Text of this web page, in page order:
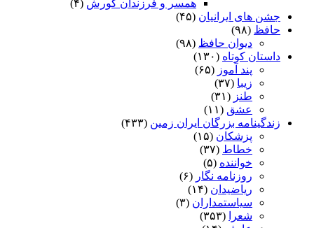
همسر و فرزندان کورش (۴)
جشن های ایرانیان (۴۵)
حافظ (۹۸)
دیوان حافظ (۹۸)
داستان کوتاه (۱۳۰)
پند آموز (۶۵)
زیبا (۳۷)
طنز (۳۱)
عشق (۱۱)
زندگینامه بزرگان ایران زمین (۴۳۳)
پزشکان (۱۵)
خطاط (۳۷)
خواننده (۵)
روزنامه نگار (۶)
ریاضیدان (۱۴)
سیاستمداران (۳)
شعرا
(۳۵۳)